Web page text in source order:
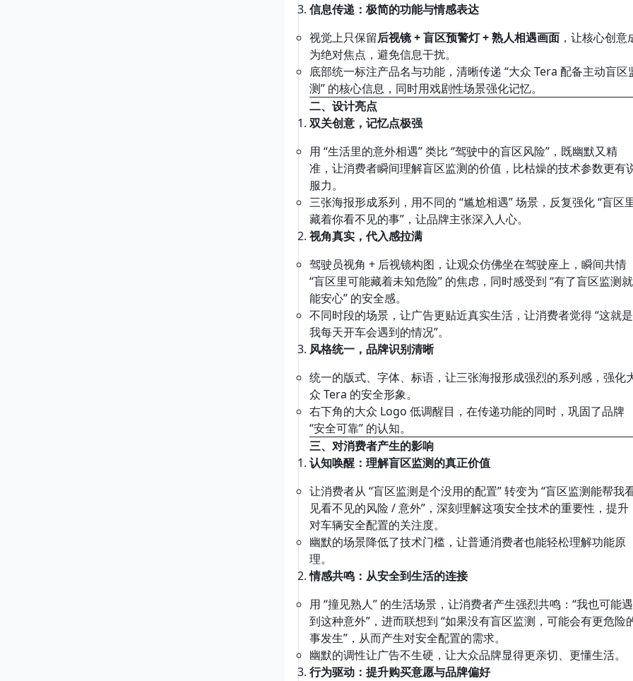
信息传递：极简的功能与情感表达
视觉上只保留后视镜 + 盲区预警灯 + 熟人相遇画面 ，让核心创意
为绝对焦点，避免信息干扰。
底部统一标注产品名与功能，清晰传递 “大众 Tera 配备主动盲区
测” 的核心信息，同时用戏剧性场景强化记忆。
二、设计亮点
双关创意，记忆点极强
用 “生活里的意外相遇” 类比 “驾驶中的盲区风险”，既幽默又精
准，让消费者瞬间理解盲区监测的价值，比枯燥的技术参数更有
服力。
三张海报形成系列，用不同的 “尴尬相遇” 场景，反复强化 “盲区
藏着你看不见的事”，让品牌主张深入人心。
视角真实，代入感拉满
驾驶员视角 + 后视镜构图，让观众仿佛坐在驾驶座上，瞬间共情
“盲区里可能藏着未知危险” 的焦虑，同时感受到 “有了盲区监测就
能安心” 的安全感。
不同时段的场景，让广告更贴近真实生活，让消费者觉得 “这就是
我每天开车会遇到的情况”。
风格统一，品牌识别清晰
统一的版式、字体、标语，让三张海报形成强烈的系列感，强化
众 Tera 的安全形象。
右下角的大众 Logo 低调醒目，在传递功能的同时，巩固了品牌
“安全可靠” 的认知。
三、对消费者产生的影响
认知唤醒：理解盲区监测的真正价值
让消费者从 “盲区监测是个没用的配置” 转变为 “盲区监测能帮我
见看不见的风险 / 意外”，深刻理解这项安全技术的重要性，提升
对车辆安全配置的关注度。
幽默的场景降低了技术门槛，让普通消费者也能轻松理解功能原
理。
情感共鸣：从安全到生活的连接
用 “撞见熟人” 的生活场景，让消费者产生强烈共鸣：“我也可能遇
到这种意外”，进而联想到 “如果没有盲区监测，可能会有更危险
事发生”，从而产生对安全配置的需求。
幽默的调性让广告不生硬，让大众品牌显得更亲切、更懂生活。
行为驱动：提升购买意愿与品牌偏好